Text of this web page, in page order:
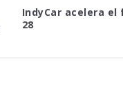
IndyCar acelera el
28